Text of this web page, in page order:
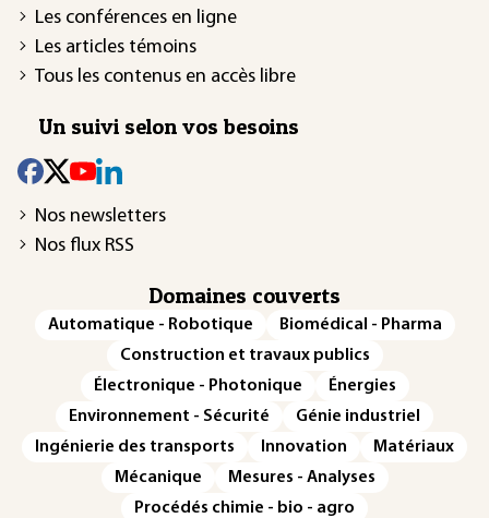
Les conférences en ligne
Les articles témoins
Tous les contenus en accès libre
Un suivi selon vos besoins
Nos newsletters
Nos flux RSS
Domaines couverts
Automatique - Robotique
Biomédical - Pharma
Construction et travaux publics
Électronique - Photonique
Énergies
Environnement - Sécurité
Génie industriel
Ingénierie des transports
Innovation
Matériaux
Mécanique
Mesures - Analyses
Procédés chimie - bio - agro